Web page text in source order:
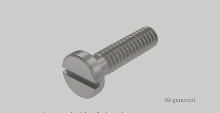
KI-generiert